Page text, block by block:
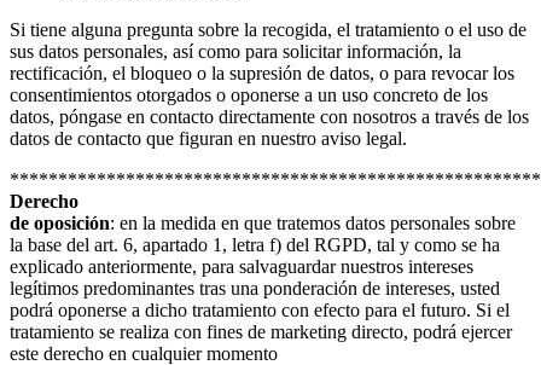
Si tiene alguna pregunta sobre la recogida, el tratamiento o el uso de
sus datos personales, así como para solicitar información, la
rectificación, el bloqueo o la supresión de datos, o para revocar los
consentimientos otorgados o oponerse a un uso concreto de los
datos, póngase en contacto directamente con nosotros a través de los
datos de contacto que figuran en nuestro aviso legal.
Derecho
de oposición: en la medida en que tratemos datos personales sobre
la base del art. 6, apartado 1, letra f) del RGPD, tal y como se ha
explicado anteriormente, para salvaguardar nuestros intereses
legítimos predominantes tras una ponderación de intereses, usted
podrá oponerse a dicho tratamiento con efecto para el futuro. Si el
tratamiento se realiza con fines de marketing directo, podrá ejercer
este derecho en cualquier momento